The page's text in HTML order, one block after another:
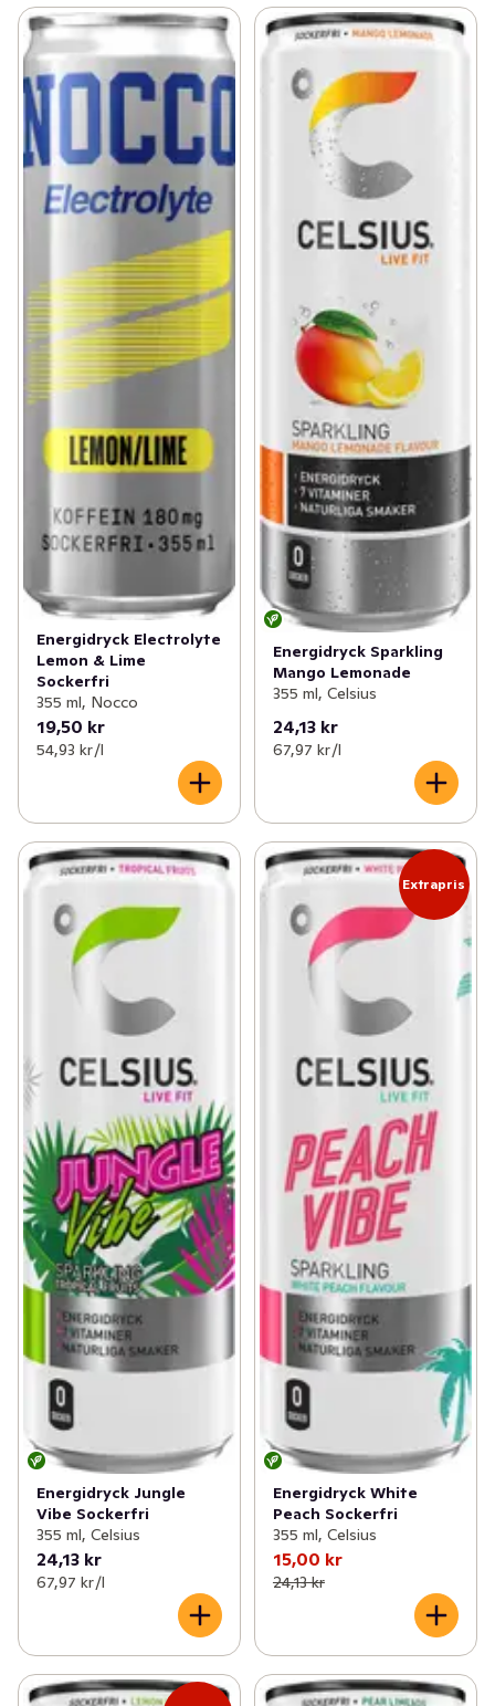
Energidryck Electrolyte
Lemon & Lime
Sockerfri
355 ml, Nocco
19,50 kr
54,93 kr /l
Energidryck Sparkling
Mango Lemonade
355 ml, Celsius
24,13 kr
67,97 kr /l
Energidryck Jungle
Vibe Sockerfri
355 ml, Celsius
24,13 kr
67,97 kr /l
Extrapris
Energidryck White
Peach Sockerfri
355 ml, Celsius
15,00 kr
24,13 kr